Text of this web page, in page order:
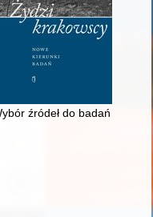
poddaństwem i
źródeł do badań